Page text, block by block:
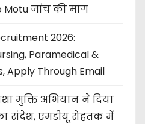
Motu जांच की मांग
2026:
Paramedical &
Apply Through Email
मुक्ति अभियान ने दिया
संदेश, एमडीयू रोहतक में